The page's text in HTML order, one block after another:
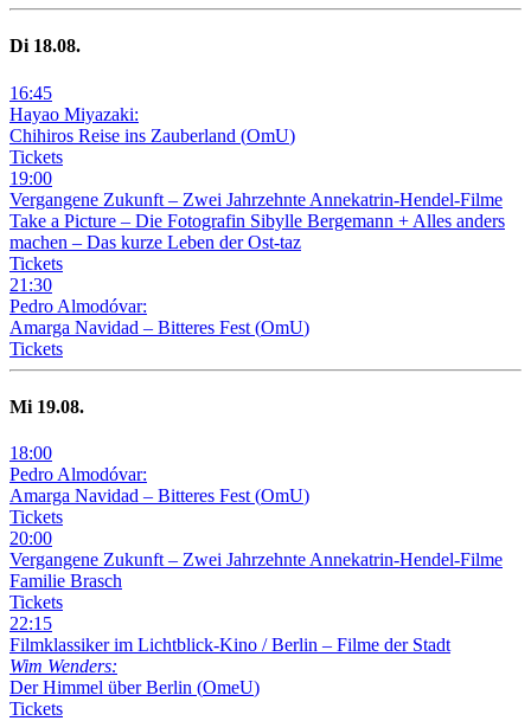
Di 18.08.
16:45
Hayao Miyazaki:
Chihiros Reise ins Zauberland (OmU)
Tickets
19:00
Vergangene Zukunft – Zwei Jahrzehnte Annekatrin-Hendel-Filme
Take a Picture – Die Fotografin Sibylle Bergemann + Alles anders
machen – Das kurze Leben der Ost-taz
Tickets
21 :30
Pedro Almodóvar:
Amarga Navidad – Bitteres Fest (OmU)
Tickets
Mi 19.08.
18:00
Pedro Almodóvar:
Amarga Navidad – Bitteres Fest (OmU)
Tickets
20:00
Vergangene Zukunft – Zwei Jahrzehnte Annekatrin-Hendel-Filme
Familie Brasch
Tickets
22:15
Filmklassiker im Lichtblick-Kino /Berlin – Filme der Stadt
Wim Wenders:
Der Himmel über Berlin (OmeU)
Tickets